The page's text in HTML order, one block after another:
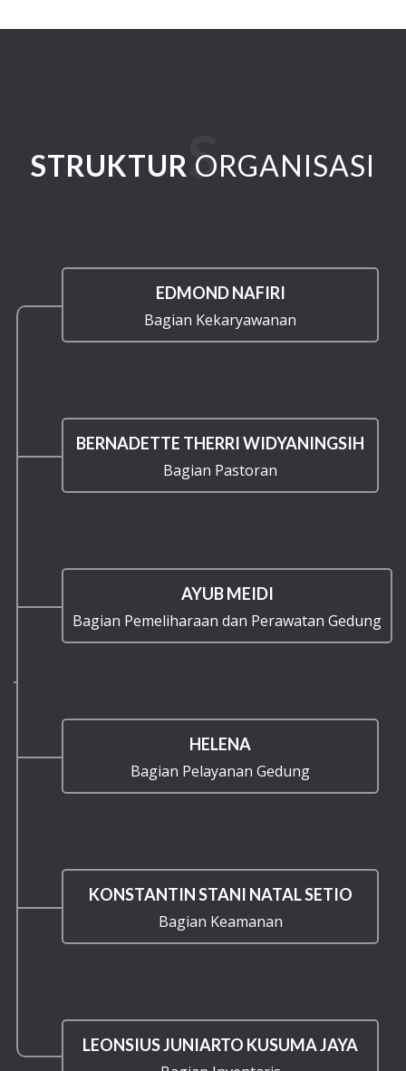
STRUKTUR ORGANISASI
EDMOND NAFIRI
Bagian Kekaryawanan
BERNADETTE THERRI WIDYANINGSIH
Bagian Pastoran
AYUB MEIDI
Bagian Pemeliharaan dan Perawatan Gedung
HELENA
Bagian Pelayanan Gedung
KONSTANTIN STANI NATAL SETIO
Bagian Keamanan
LEONSIUS JUNIARTO KUSUMA JAYA